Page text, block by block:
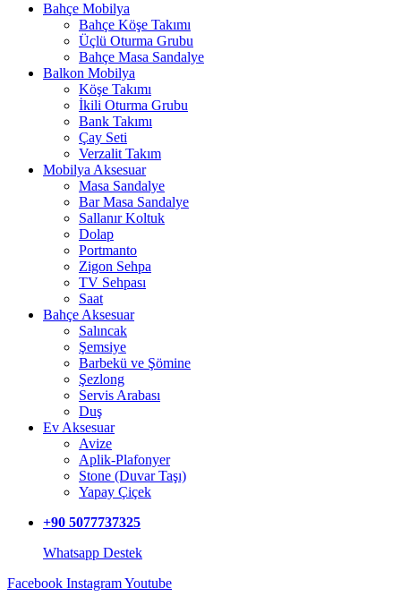
Bahçe Mobilya
Bahçe Köşe Takımı
Üçlü Oturma Grubu
Bahçe Masa Sandalye
Balkon Mobilya
Köşe Takımı
İkili Oturma Grubu
Bank Takımı
Çay Seti
Verzalit Takım
Mobilya Aksesuar
Masa Sandalye
Bar Masa Sandalye
Sallanır Koltuk
Dolap
Portmanto
Zigon Sehpa
TV Sehpası
Saat
Bahçe Aksesuar
Salıncak
Şemsiye
Barbekü ve Şömine
Şezlong
Servis Arabası
Duş
Ev Aksesuar
Avize
Aplik-Plafonyer
Stone (Duvar Taşı)
Yapay Çiçek
+90 5077737325
Whatsapp Destek
Facebook InstagramYoutube